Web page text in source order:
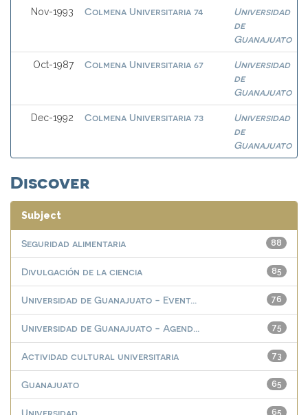
Nov-1993 Colmena Universitaria 74
Universidad
de
Guanajuato
Oct-1987 Colmena Universitaria 67
Universidad
de
Guanajuato
Dec-1992 Colmena Universitaria 73
Universidad
de
Guanajuato
Discover
Subject
88
Seguridad alimentaria
85
Divulgación de la ciencia
76
Universidad de Guanajuato - Event...
75
Universidad de Guanajuato - Agend...
73
Actividad cultural universitaria
65
Guanajuato
65
Universidad